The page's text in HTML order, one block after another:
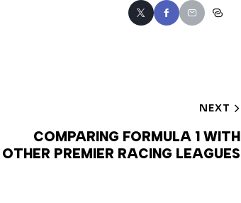
NEXT
COMPARING FORMULA 1 WITH
OTHER PREMIER RACING LEAGUES